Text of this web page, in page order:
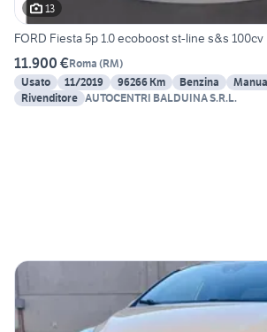
13
FORD Fiesta 5p 1.0 ecoboost st-line s&s 100cv
11.900 €Roma (RM)
Usato
11/2019 96266 Km Benzina
Rivenditore AUTOCENTRI BALDUINA S.R.L.